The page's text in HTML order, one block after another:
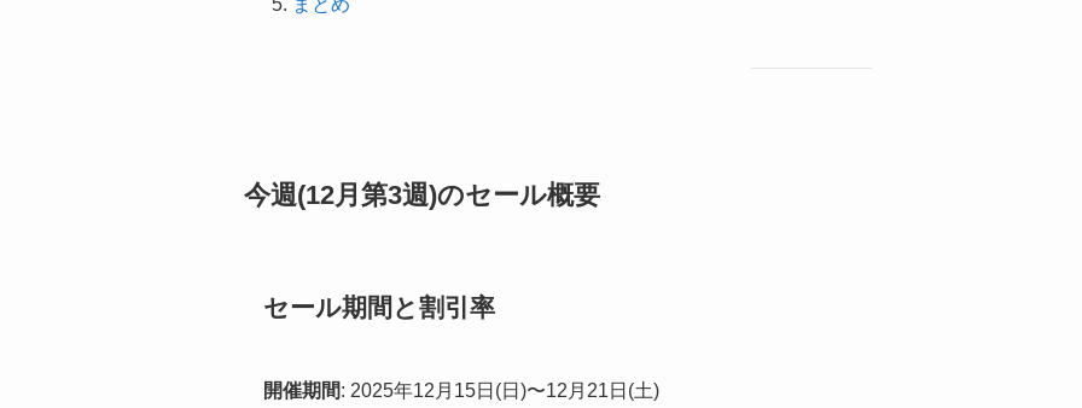
今週(12月第3週)のセール概要
セール期間と割引率
開催期間: 2025年12月15日(日)〜12月21日(土)